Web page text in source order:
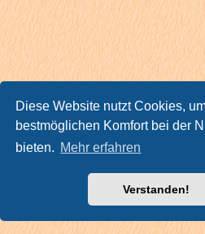
Diese Website nutzt Cookies,
bestmöglichen Komfort bei der
bieten. Mehr erfahren
Verstanden!